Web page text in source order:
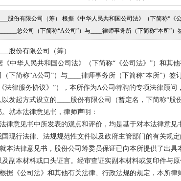
股份有限公司（筹） 根据《中华人民共和国公司法》（下简称“《
总公司（下简称“A公司”）与____律师事务所（下简称“本所”
股份有限公司（筹）
中华人民共和国公司法》（下简称“《公司法》”）和其他
（下简称“A公司”）与____律师事务所（下简称“本所”）
法律服务协议》”），本所作为A公司特聘的专项法律顾
以发起方式设立的____股份有限公司（暂定名，下简称“股
就本法律意见书，律师声明：
律意见书中所发表的观点和评价，均是基于对本法律意见
国现行法律、法规规范性文件以及政府主管部门的有关规定
本法律意见书，股份公司筹委员保证已向本所提供了出具
及副本材料或口头证言。经审查证实副本材料或复印件与原
据《公司法》和其他有关法律、行政法规的规定，本所律